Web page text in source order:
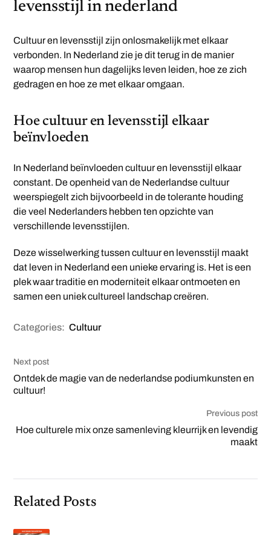
levensstijl in nederland
Cultuur en levensstijl zijn onlosmakelijk met elkaar
verbonden. In Nederland zie je dit terug in de manier
waarop mensen hun dagelijks leven leiden, hoe ze zich
gedragen en hoe ze met elkaar omgaan.
Hoe cultuur en levensstijl elkaar
beïnvloeden
In Nederland beïnvloeden cultuur en levensstijl elkaar
constant. De openheid van de Nederlandse cultuur
weerspiegelt zich bijvoorbeeld in de tolerante houding
die veel Nederlanders hebben ten opzichte van
verschillende levensstijlen.
Deze wisselwerking tussen cultuur en levensstijl maakt
dat leven in Nederland een unieke ervaring is. Het is een
plek waar traditie en moderniteit elkaar ontmoeten en
samen een uniek cultureel landschap creëren.
Categories: Cultuur
Next post
Ontdek de magie van de nederlandse podiumkunsten en
cultuur!
Previous post
Hoe culturele mix onze samenleving kleurrijk en levendig
maakt
Related Posts